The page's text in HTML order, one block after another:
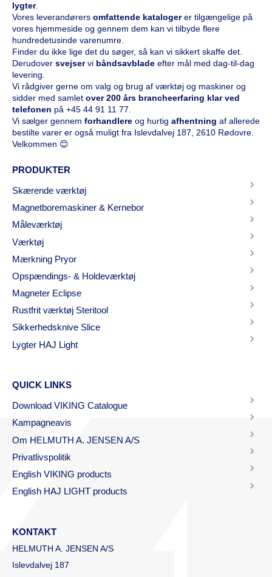
lygter.
Vores leverandørers omfattende katalogerer tilgængelige på
vores hjemmeside og gennem dem kan vi tilbyde flere
hundredetusinde varenumre.
Finder du ikke lige det du søger, så kan vi sikkert skaffe det.
Derudover svejservi båndsavblade efter mål med dag-til-dag
levering.
Vi rådgiver gerne om valg og brug af værktøj og maskiner og
sidder med samlet over 200 års brancheerfaring klar ved
telefonen på +45 44 91 11 77
Vi sælger gennem forhandlere og hurtig afhentning af allerede
bestilte varer er også muligt fra Islevdalvej 187, 2610 Rødovre.
Velkommen 😊
PRODUKTER
Skærende værktøj
Magnetboremaskiner & Kernebor
Måleværktøj
Værktøj
Mærkning Pryor
Opspændings- & Holdeværktøj
Magneter Eclipse
Rustfrit værktøj Steritool
Sikkerhedsknive Slice
Lygter HAJ Light
QUICK LINKS
Download VIKING Catalogue
Kampagneavis
Om HELMUTH A. JENSEN A/S
Privatlivspolitik
English VIKING products
English HAJ LIGHT products
KONTAKT
HELMUTH A. JENSEN A/S
Islevdalvej 187